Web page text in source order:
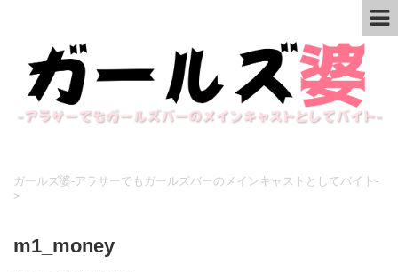
ガールズ婆-アラサーでもガールズバーのメインキャストとしてバイト-
>
m1_money